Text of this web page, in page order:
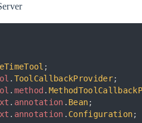
;
. ToolCallbackProvider;
. method .
. annotation . Bean;
. annotation . Configuration;